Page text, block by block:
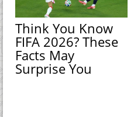
Think You Know
FIFA 2026? These
Facts May
Surprise You